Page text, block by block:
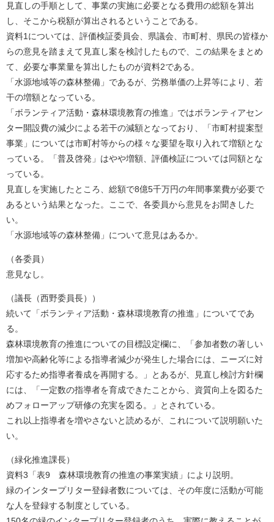
見直しの手順として、事業の実施に必要となる費用の総額を算出
し、そこから税額が算出されるということである。
資料1については、評価検証委員会、県議会、市町村、県民の皆様か
らの意見を踏まえて見直し案を検討したもので、この結果をまとめ
て、必要な事業量を算出したものが資料2である。
「水源地域等の森林整備」であるが、労務単価の上昇等により、若
干の増額となっている。
「ボランティア活動・森林環境教育の推進」ではボランティアセン
ター開設費の減少による若干の減額となっており、「市町村提案型
事業」については市町村等からの様々な要望を取り入れて増額とな
っている。「普及啓発」はやや増額、評価検証については同額とな
っている。
見直しを実施したところ、総額で8億5千万円の年間事業費が必要で
あるという結果となった。ここで、各委員から意見をお聞きした
い。
「水源地域等の森林整備」について意見はあるか。
（各委員）
意見なし。
（議長（西野委員長））
続いて「ボランティア活動・森林環境教育の推進」についてであ
る。
森林環境教育の推進についての目標設定欄に、「参加者数の著しい
増加や高齢化等による指導者減少が発生した場合には、ニーズに対
応するため指導者養成を再開する。」とあるが、見直し検討方針欄
には、「一定数の指導者を育成できたことから、資質向上を図るた
めフォローアップ研修の充実を図る。」とされている。
これ以上指導者を増やさないと読めるが、これについて説明願いた
い。
（緑化推進課長）
資料3「表9 森林環境教育の推進の事業実績」により説明。
緑のインタープリター登録者数については、その年度に活動が可能
な人を登録する制度としている。